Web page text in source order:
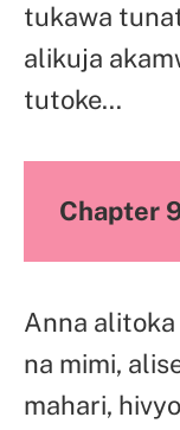
tukawa
alikuja
tutoke…
Chapter
Anna alitoka
na mimi,
mahari,